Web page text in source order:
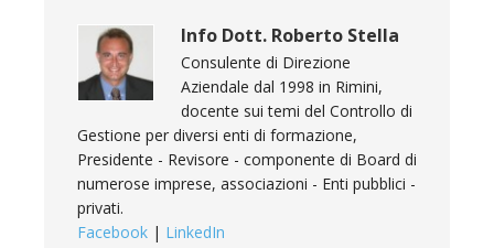
Info Dott. Roberto Stella
Consulente di Direzione
Aziendale dal 1998 in Rimini,
docente sui temi del Controllo di
Gestione per diversi enti di formazione,
Presidente - Revisore - componente di Board di
numerose imprese, associazioni - Enti pubblici -
privati.
Facebook | LinkedIn